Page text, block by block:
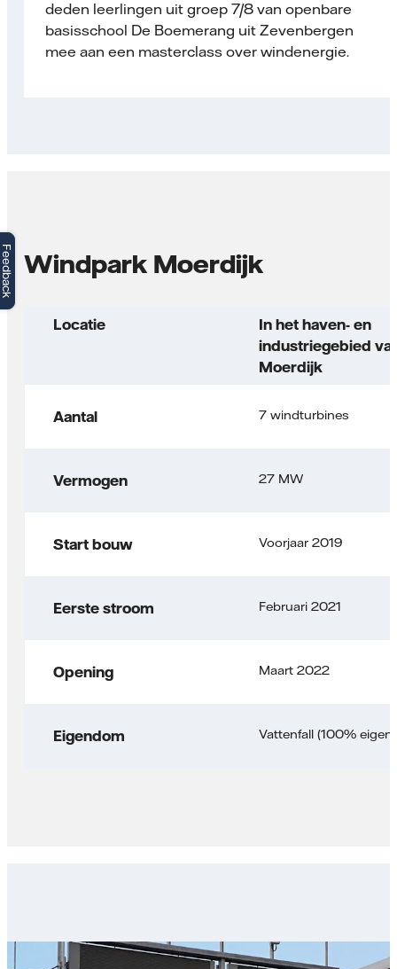
deden leerlingen uit groep 7/8 van openbare
basisschool De Boemerang uit Zevenbergen
mee aan een masterclass over windenergie.
Windpark Moerdijk
Locatie
In het haven- en
industriegebied
Moerdijk
Aantal 7 windturbines
Vermogen 27 MW
Start bouw Voorjaar 2019
Eerste stroom Februari 2021
Opening Maart 2022
Eigendom Vattenfall (100%
Feedback